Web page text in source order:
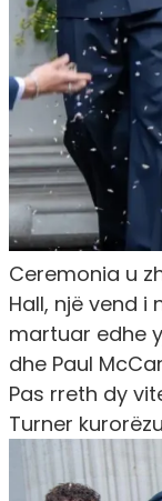
Ceremonia u
Hall, një vend i
martuar edhe
dhe Paul
Pas rreth dy
Turner